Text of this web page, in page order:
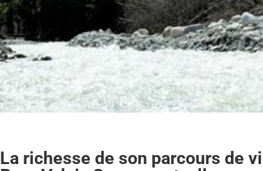
La richesse de son parcours de